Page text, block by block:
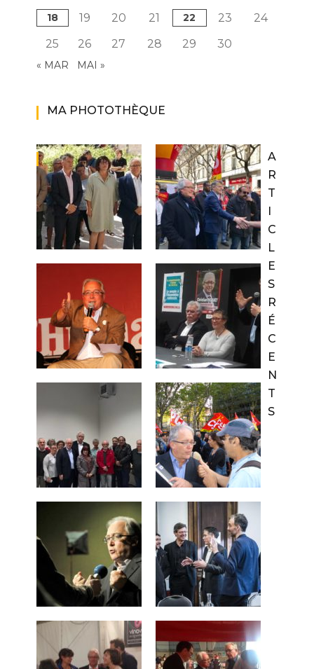
18 19 20 21 22 23
24
25
26 27 28 29 30
« MAR MAI »
MA PHOTOTHÈQUE
A
R
T
I
C
L
E
S
R
É
C
E
N
T
S